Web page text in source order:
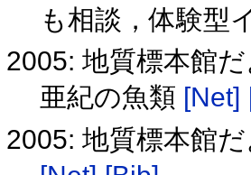
も相談，体験型
2005: 地質標本館
亜紀の魚類 [Net]
2005: 地質標本館